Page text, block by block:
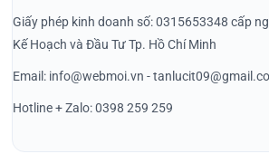
Giấy phép kinh doanh số: 0315653348 cấp
Kế Hoạch và Đầu Tư Tp. Hồ Chí Minh
Email: info@webmoi.vn -
Hotline + Zalo: 0398 259 259